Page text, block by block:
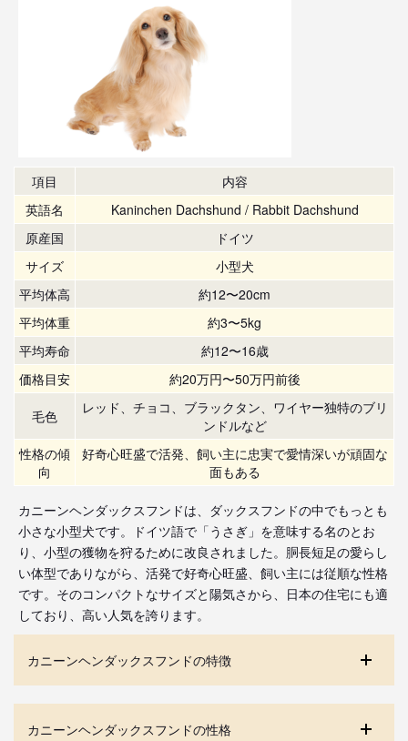
項目
内容
英語名
Kaninchen Dachshund / Rabbit Dachshund
原産国
ドイツ
サイズ
小型犬
平均体高
約12〜20cm
平均体重
約3〜5kg
平均寿命
約12〜16歳
価格目安
約20万円〜50万円前後
毛色
レッド、チョコ、ブラックタン、ワイヤー独特のブリ
ンドルなど
性格の傾
向
好奇心旺盛で活発、飼い主に忠実で愛情深いが頑固な
面もある
カニーンヘンダックスフンドは、ダックスフンドの中でもっとも
小さな小型犬です。ドイツ語で「うさぎ」を意味する名のとお
り、小型の獲物を狩るために改良されました。胴長短足の愛らし
い体型でありながら、活発で好奇心旺盛、飼い主には従順な性格
です。そのコンパクトなサイズと陽気さから、日本の住宅にも適
しており、高い人気を誇ります。
カニーンヘンダックスフンドの特徴
カニーンヘンダックスフンドの性格